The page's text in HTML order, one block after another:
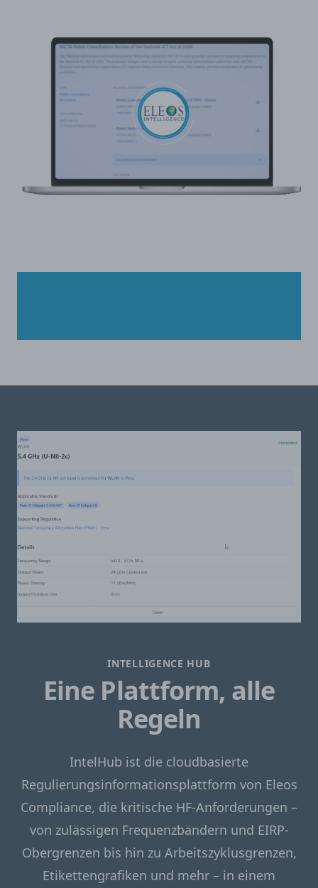
INTELLIGENCE HUB
Eine Plattform, alle
Regeln
IntelHub ist die cloudbasierte
Regulierungsinformationsplattform von Eleos
Compliance, die kritische HF-Anforderungen –
von zulässigen Frequenzbändern und EIRP-
Obergrenzen bis hin zu Arbeitszyklusgrenzen,
Etikettengrafiken und mehr – in einem